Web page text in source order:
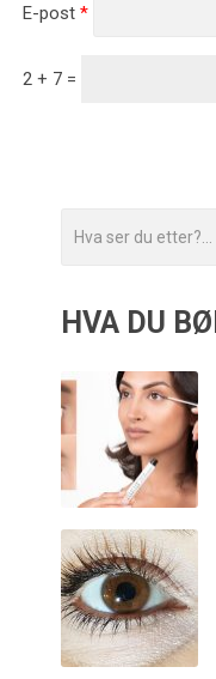
E-post *
2 + 7 =
HVA DU